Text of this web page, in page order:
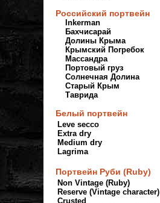
Российский портвейн
Inkerman
Бахчисарай
Долины Крыма
Крымский Погребок
Массандра
Портовый груз
Солнечная Долина
Старый Крым
Таврида
Белый портвейн
Leve secco
Extra dry
Medium dry
Lagrima
Портвейн Руби (Ruby)
Non Vintage (Ruby)
Reserve (Vintage character)
Crusted